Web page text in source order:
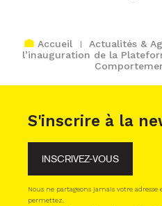
Accueil Actualités &
l’inauguration de la
S'inscrire à la
INSCRIVEZ-VOUS
Nous ne partageons jamais votre
permettez.